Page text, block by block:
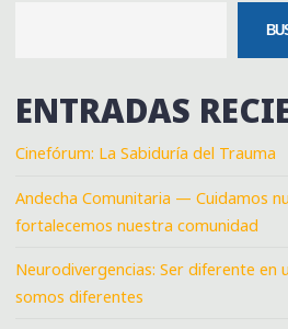
ENTRADAS
Cinefórum: La Sabiduría del Trauma
Andecha Comunitaria — Cuidamos
fortalecemos nuestra comunidad
Neurodivergencias: Ser diferente en
somos diferentes